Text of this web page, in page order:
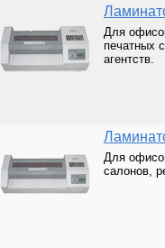
Для
печатных
агентств.
Для
салонов,